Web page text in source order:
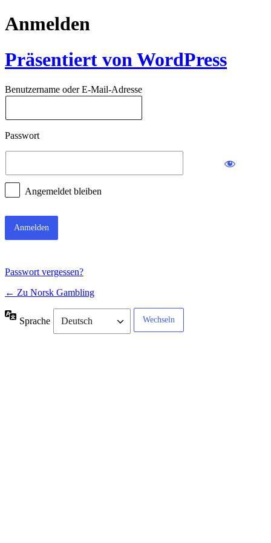
Anmelden
Präsentiert von WordPress
Benutzername oder E-Mail-Adresse
Passwort
Angemeldet bleiben
Passwort vergessen?
← Zu Norsk Gambling
Sprache